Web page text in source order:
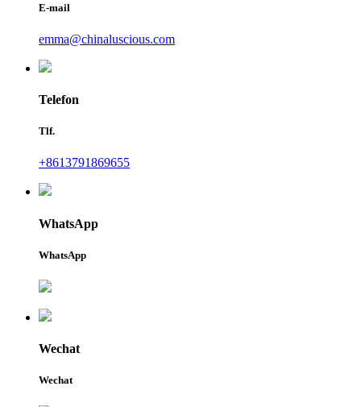
E-mail
emma@chinaluscious.com
Telefon
Tlf.
+8613791869655
WhatsApp
WhatsApp
Wechat
Wechat